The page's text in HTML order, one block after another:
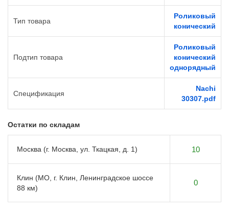
Тип товара
Роликовый
конический
Подтип товара
Роликовый
конический
однорядный
Спецификация
Nachi
30307.pdf
Остатки по складам
Москва (г. Москва, ул. Ткацкая, д. 1) 10
Клин (МО, г. Клин, Ленинградское шоссе
88 км)
0